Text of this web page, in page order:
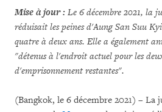
Mise à jour : Le 6 décembre 2021, la
réduisait les peines d'Aung San Suu
quatre à deux ans. Elle a également
"détenus à l'endroit actuel pour les
d'emprisonnement restantes".
(Bangkok, le 6 décembre 2021) –